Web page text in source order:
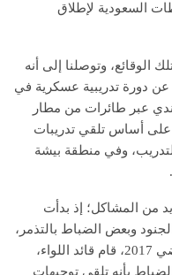
السعودية لإطلاق
الوقائع، وتوصلنا إلى أنه
اللواء عن دورة تدريبية عسكرية في
نقل 1800 ضابط وجندي عبر طائرات من مطار
على أساس تلقي تدريبات
وفي منطقة بيشة
من المشاكل؛ إذ بدأت
وبعض الضباط بالتذمر،
وفي مطلع شهر ديسمبر من العام الماضي 2017، قام قائد اللواء،
بأنه تلقى توجيهات